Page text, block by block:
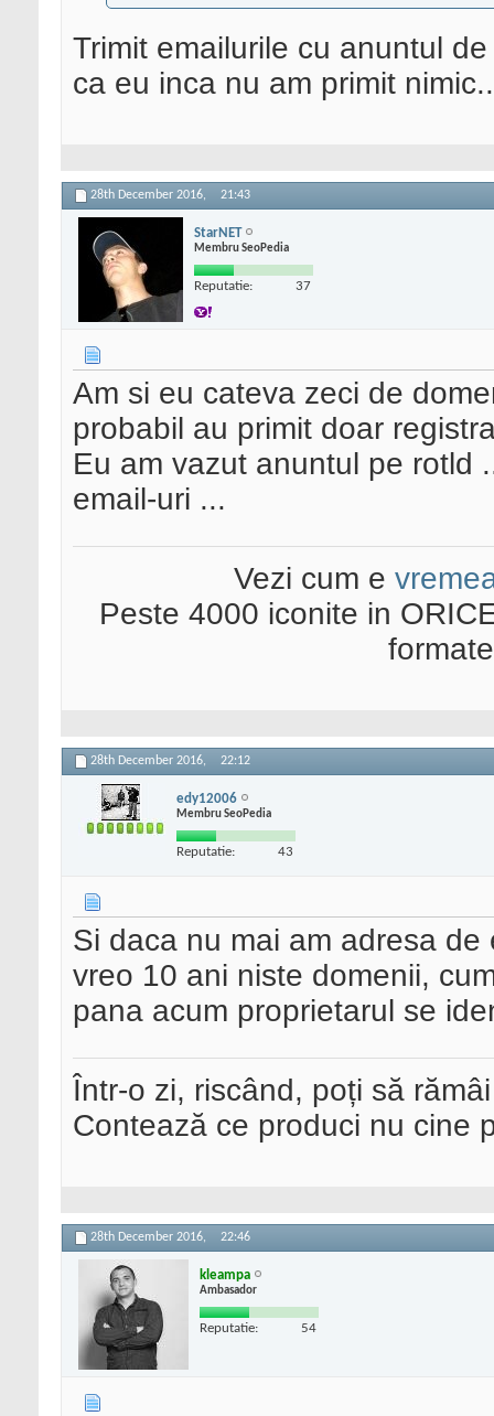
Trimit emailurile cu anuntul
ca eu inca nu am primit
28th December 2016, 21:43
StarNET
Membru SeoPedia
Reputatie: 37
Am si eu cateva zeci de
probabil au primit doar
Eu am vazut anuntul pe rotld
email-uri ...
Vezi cum e
Peste 4000 iconite in
28th December 2016, 22:12
edy12006
Membru SeoPedia
Reputatie: 43
Si daca nu mai am adresa
vreo 10 ani niste domenii,
pana acum proprietarul se
Într-o zi, riscând, poți să
Contează ce produci nu cine
28th December 2016, 22:46
kleampa
Ambasador
Reputatie: 54